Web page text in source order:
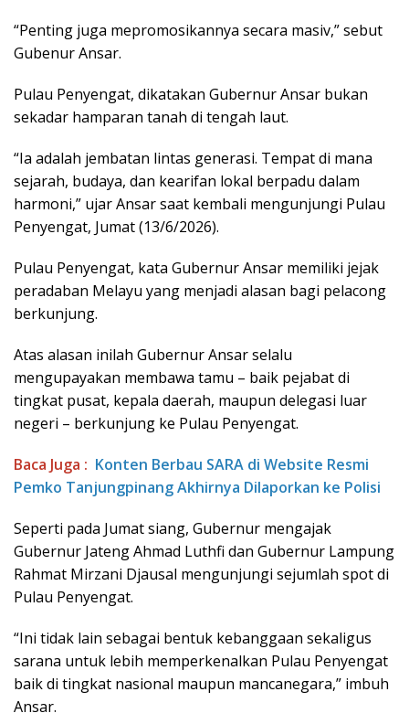
“Penting juga mepromosikannya secara masiv,” sebut
Gubenur Ansar.
Pulau Penyengat, dikatakan Gubernur Ansar bukan
sekadar hamparan tanah di tengah laut.
“Ia adalah jembatan lintas generasi. Tempat di mana
sejarah, budaya, dan kearifan lokal berpadu dalam
harmoni,” ujar Ansar saat kembali mengunjungi Pulau
Penyengat, Jumat (13/6/2026).
Pulau Penyengat, kata Gubernur Ansar memiliki jejak
peradaban Melayu yang menjadi alasan bagi pelacong
berkunjung.
Atas alasan inilah Gubernur Ansar selalu
mengupayakan membawa tamu – baik pejabat di
tingkat pusat, kepala daerah, maupun delegasi luar
negeri – berkunjung ke Pulau Penyengat.
Baca Juga : Konten Berbau SARA di Website Resmi
Pemko Tanjungpinang Akhirnya Dilaporkan ke Polisi
Seperti pada Jumat siang, Gubernur mengajak
Gubernur Jateng Ahmad Luthfi dan Gubernur Lampung
Rahmat Mirzani Djausal mengunjungi sejumlah spot di
Pulau Penyengat.
“Ini tidak lain sebagai bentuk kebanggaan sekaligus
sarana untuk lebih memperkenalkan Pulau Penyengat
baik di tingkat nasional maupun mancanegara,” imbuh
Ansar.